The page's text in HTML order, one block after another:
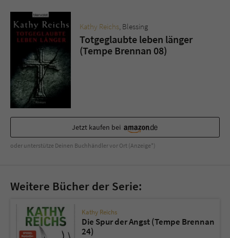
Kathy Reichs, Blessing
Totgeglaubte leben länger
(Tempe Brennan 08)
Jetzt kaufen bei
oder unterstütze Deinen Buchhändler vor Ort (Anzeige*)
Weitere Bücher der Serie:
Kathy Reichs
Die Spur der Angst (Tempe Brennan
24)